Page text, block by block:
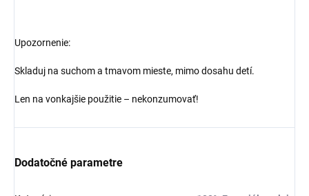
Upozornenie:
Skladuj na suchom a tmavom mieste, mimo dosahu detí.
Len na vonkajšie použitie – nekonzumovať!
Dodatočné parametre